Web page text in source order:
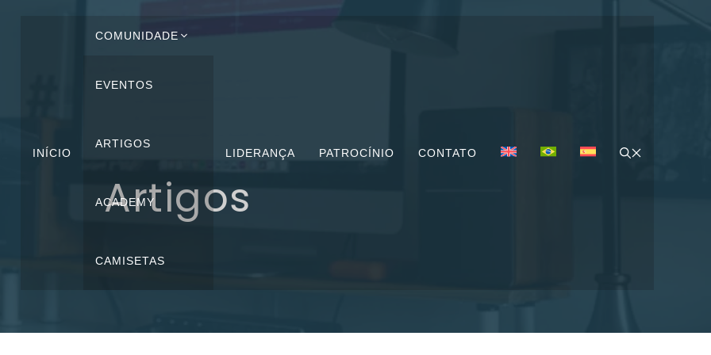
INÍCIO
COMUNIDADE
EVENTOS
ARTIGOS
ACADEMY
CAMISETAS
LIDERANÇA PATROCÍNIO CONTATO
Artigos